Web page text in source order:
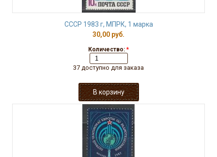
СССР 1983 г, МПРК, 1 марка
30,00 руб.
Количество: *
37 доступно для заказа